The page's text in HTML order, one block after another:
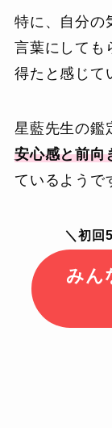
特に、自分の
言葉にしても
得たと感じて
星藍先生の鑑
安心感と前向
ているようで
＼初回
みん